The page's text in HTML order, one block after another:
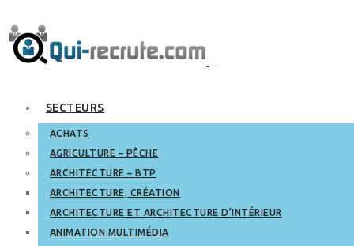
SECTEURS
ACHATS
AGRICULTURE – PÊCHE
ARCHITECTURE – BTP
ARCHITECTURE, CRÉATION
ARCHITECTURE ET ARCHITECTURE D’INTÉRIEUR
ANIMATION MULTIMÉDIA